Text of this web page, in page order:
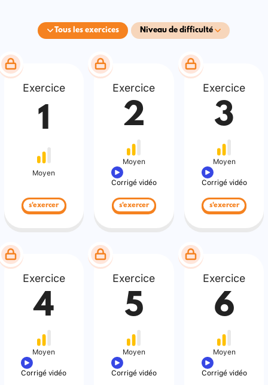
Tous les exercices Niveau de difficulté
Exercice
1
Moyen
s'exercer
Exercice
2
Moyen
Corrigé vidéo
s'exercer
Exercice
3
Moyen
Corrigé vidéo
s'exercer
Exercice
4
Moyen
Corrigé vidéo
Exercice
5
Moyen
Corrigé vidéo
Exercice
6
Moyen
Corrigé vidéo